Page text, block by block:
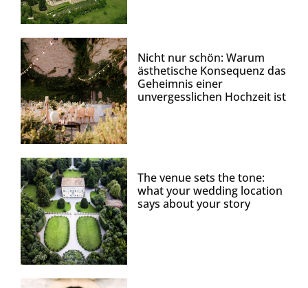
Nicht nur schön: Warum
ästhetische Konsequenz das
Geheimnis einer
unvergesslichen Hochzeit ist
The venue sets the tone:
what your wedding location
says about your story